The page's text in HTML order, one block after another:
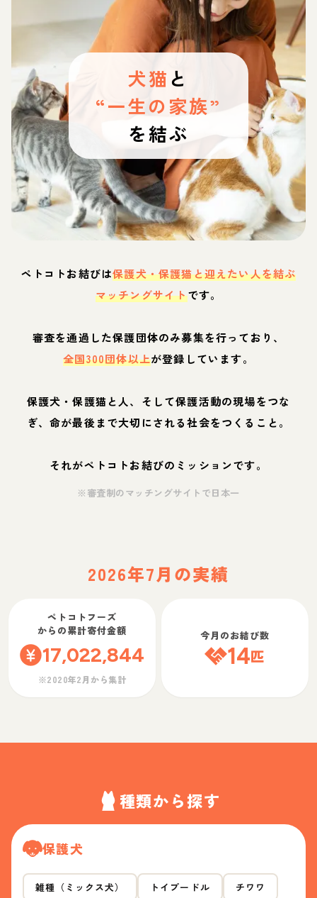
犬猫 と
“一生の家族”
を結ぶ
ペトコトお結びは保護犬・保護猫と迎えたい人を結ぶ
マッチングサイトです。
審査を通過した保護団体のみ募集を行っており、
全国300団体以上が登録しています。
保護犬・保護猫と人、そして保護活動の現場をつな
ぎ、命が最後まで大切にされる社会をつくること。
それがペトコトお結びのミッションです。
※審査制のマッチングサイトで日本一
2026年7月の実績
ペトコトフーズ
からの累計寄付金額
17,022,844
※2020年2月から集計
今月のお結び数
14匹
種類から探す
保護犬
雑種（ミックス犬） トイプードル チワワ